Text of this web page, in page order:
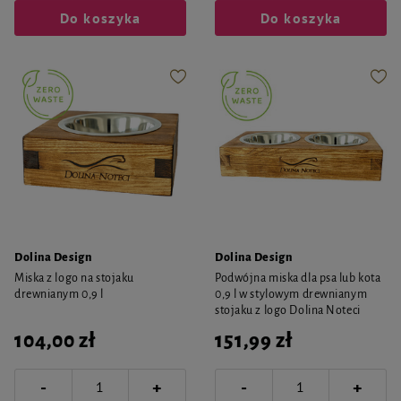
Do koszyka Do koszyka
Dolina Design
Miska z logo na stojaku
drewnianym 0,9 l
104,00 zł
- +
Dolina Design
Podwójna miska dla psa lub kota
0,9 l w stylowym drewnianym
stojaku z logo Dolina Noteci
151,99 zł
- +